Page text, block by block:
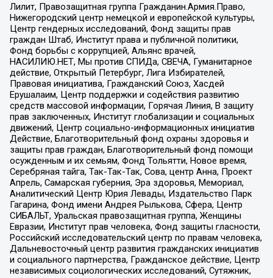
Лилит, Правозащитная группа Гражданин.Армия.Право,
Нижегородский центр немецкой и европейской культуры,
Центр гендерных исследований, Фонд защиты прав
граждан Штаб, Институт права и публичной политики,
Фонд борьбы с коррупцией, Альянс врачей,
НАСИЛИЮ.НЕТ, Мы против СПИДа, СВЕЧА, Гуманитарное
действие, Открытый Петербург, Лига Избирателей,
Правовая инициатива, Гражданский Союз, Хасдей
Ерушалаим, Центр поддержки и содействия развитию
средств массовой информации, Горячая Линия, В защиту
прав заключенных, Институт глобализации и социальных
движений, Центр социально-информационных инициатив
Действие, Благотворительный фонд охраны здоровья и
защиты прав граждан, Благотворительный фонд помощи
осужденным и их семьям, Фонд Тольятти, Новое время,
Серебряная тайга, Так-Так-Так, Сова, центр Анна, Проект
Апрель, Самарская губерния, Эра здоровья, Мемориал,
Аналитический Центр Юрия Левады, Издательство Парк
Гагарина, Фонд имени Андрея Рылькова, Сфера, Центр
СИБАЛЬТ, Уральская правозащитная группа, Женщины
Евразии, Институт прав человека, Фонд защиты гласности,
Российский исследовательский центр по правам человека,
Дальневосточный центр развития гражданских инициатив
и социального партнерства, Гражданское действие, Центр
независимых социологических исследований, Сутяжник,